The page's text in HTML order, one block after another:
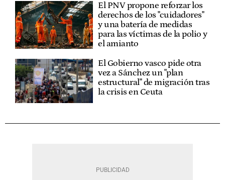
El PNV propone reforzar los
derechos de los "cuidadores"
y una batería de medidas
para las víctimas de la polio y
el amianto
El Gobierno vasco pide otra
vez a Sánchez un "plan
estructural" de migración tras
la crisis en Ceuta